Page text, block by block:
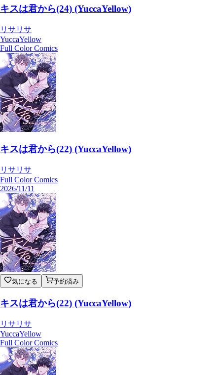
キスは君から(24) (YuccaYellow)
リサリサ
YuccaYellow
Full Color Comics
キスは君から(22) (YuccaYellow)
リサリサ
Full Color Comics
2026/11/11
気になる 予約済み
キスは君から(22) (YuccaYellow)
リサリサ
YuccaYellow
Full Color Comics